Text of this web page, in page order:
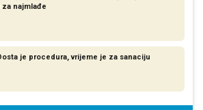
najmlađe
je procedura, vrijeme je za sanaciju